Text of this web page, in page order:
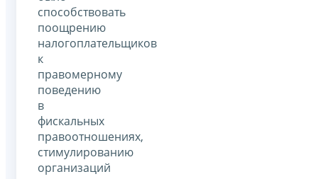
способствовать
поощрению
налогоплательщиков
к
правомерному
поведению
в
фискальных
правоотношениях,
стимулированию
организаций